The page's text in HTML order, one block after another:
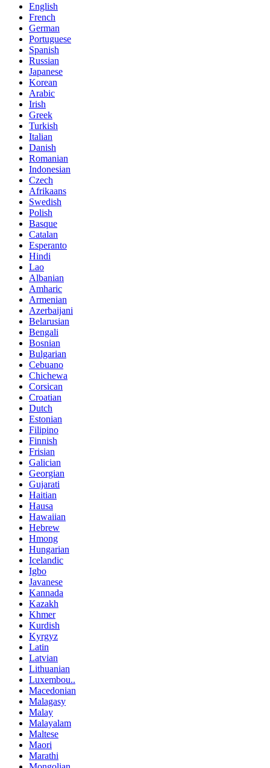
English
French
German
Portuguese
Spanish
Russian
Japanese
Korean
Arabic
Irish
Greek
Turkish
Italian
Danish
Romanian
Indonesian
Czech
Afrikaans
Swedish
Polish
Basque
Catalan
Esperanto
Hindi
Lao
Albanian
Amharic
Armenian
Azerbaijani
Belarusian
Bengali
Bosnian
Bulgarian
Cebuano
Chichewa
Corsican
Croatian
Dutch
Estonian
Filipino
Finnish
Frisian
Galician
Georgian
Gujarati
Haitian
Hausa
Hawaiian
Hebrew
Hmong
Hungarian
Icelandic
Igbo
Javanese
Kannada
Kazakh
Khmer
Kurdish
Kyrgyz
Latin
Latvian
Lithuanian
Luxembou..
Macedonian
Malagasy
Malay
Malayalam
Maltese
Maori
Marathi